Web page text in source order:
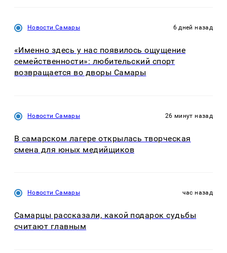
Новости Самары 6 дней назад
«Именно здесь у нас появилось ощущение
семейственности»: любительский спорт
возвращается во дворы Самары
Новости Самары 26 минут назад
В самарском лагере открылась творческая
смена для юных медийщиков
Новости Самары час назад
Самарцы рассказали, какой подарок судьбы
считают главным